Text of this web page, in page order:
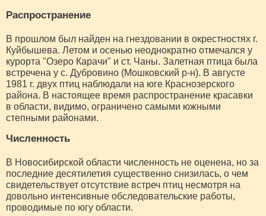
Распространение
В прошлом был найден на гнездовании в окрестностях г.
Куйбышева. Летом и осенью неоднократно отмечался у
курорта "Озеро Карачи" и ст. Чаны. Залетная птица была
встречена у с. Дубровино (Мошковский р-н). В августе
1981 г. двух птиц наблюдали на юге Краснозерского
района. В настоящее время распространение красавки
в области, видимо, ограничено самыми южными
степными районами.
Численность
В Новосибирской области численность не оценена, но за
последние десятилетия существенно снизилась, о чем
свидетельствует отсутствие встреч птиц несмотря на
довольно интенсивные обследовательские работы,
проводимые по югу области.